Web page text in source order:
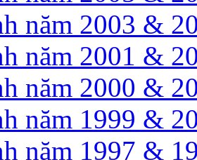
năm 2003 &
năm 2001 &
năm 2000 &
năm 1999 &
năm 1997 &